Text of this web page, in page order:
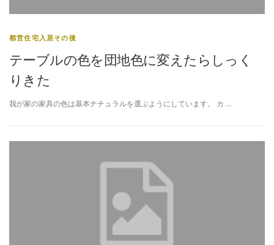
都営住宅入居その後
テーブルの色を団地色に変えたらしっく
りきた
我が家の家具の色は基本ナチュラルを選ぶようにしています。 カ …